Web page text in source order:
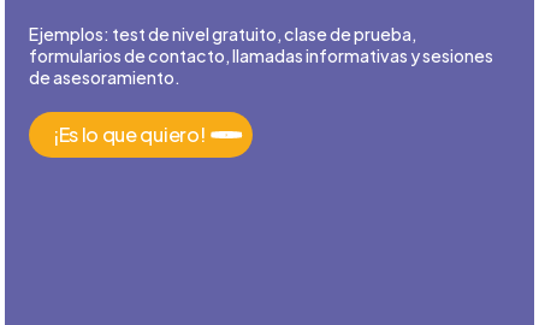
Ejemplos: test de nivel gratuito, clase de prueba,
formularios de contacto, llamadas informativas y sesiones
de asesoramiento.
¡Es lo que quiero!